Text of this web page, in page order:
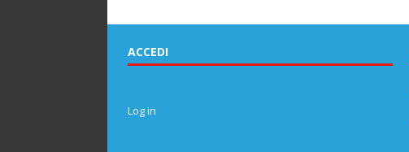
ACCEDI
Log in